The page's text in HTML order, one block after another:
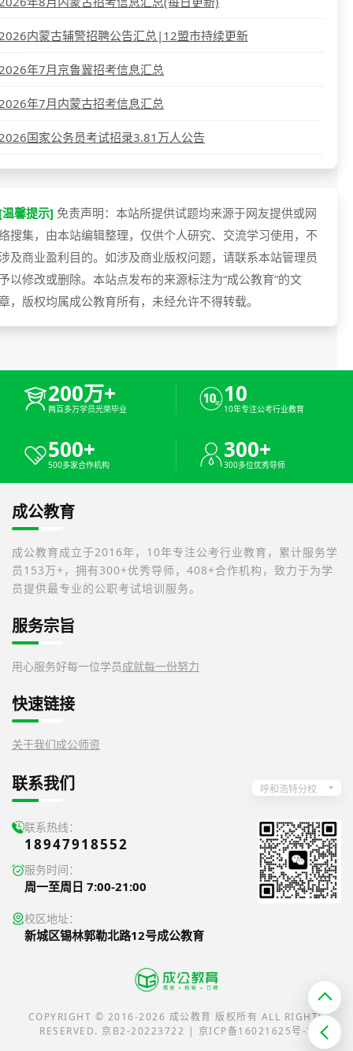
内蒙古辅警招聘公告汇总|12盟市持续更新
年7月京鲁冀招考信息汇总
年7月内蒙古招考信息汇总
国家公务员考试招录3.81万人公告
馨提示] 免责声明：本站所提供试题均来源于网友提供或网
搜集，由本站编辑整理，仅供个人研究、交流学习使用，不
及商业盈利目的。如涉及商业版权问题，请联系本站管理员
以修改或删除。本站点发布的来源标注为“成公教育”的文
，版权均属成公教育所有，未经允许不得转载。
200万+
两百多万学员光荣毕业
10
10年专注公考行业教育
500+
500多家合作机构
300+
300多位优秀导师
成公教育
成公教育成立于2016年，10年专注公考行业教育，累计服务学
员153万+，拥有300+优秀导师，408+合作机构，致力于为学
员提供最专业的公职考试培训服务。
服务宗旨
用心服务好每一位学员成就每一份努力
快速链接
关于我们成公师资
COPYRIGHT © 2016-2026 成公教育 版权所有 ALL RIGHTS
RESERVED. 京B2-20223722 | 京ICP备16021625号-5
联系我们 呼和浩特分校
联系热线：
18947918552
服务时间：
周一至周日 7:00-21:00
校区地址：
新城区锡林郭勒北路12号成公教育